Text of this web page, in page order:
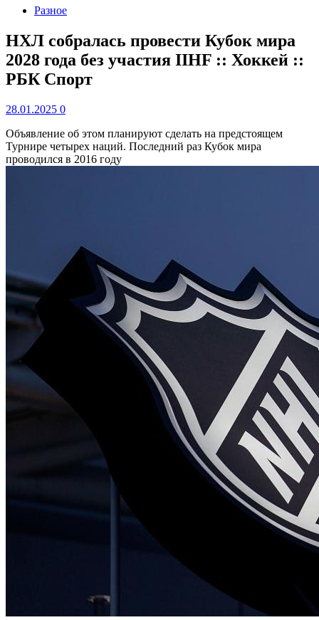
Разное
НХЛ собралась провести Кубок мира
2028 года без участия IIHF :: Хоккей ::
РБК Спорт
28.01.2025 0
Объявление об этом планируют сделать на предстоящем
Турнире четырех наций. Последний раз Кубок мира
проводился в 2016 году